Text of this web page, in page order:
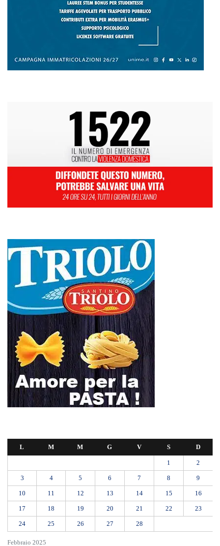
Febbraio 2025
L M M G V S D
1 2
3 4 5 6 7 8 9
10 11 12 13 14 15 16
17 18 19 20 21 22 23
24 25 26 27 28